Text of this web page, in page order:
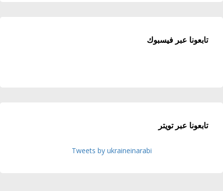
تابعونا عبر فيسبوك
تابعونا عبر تويتر
Tweets by ukraineinarabi